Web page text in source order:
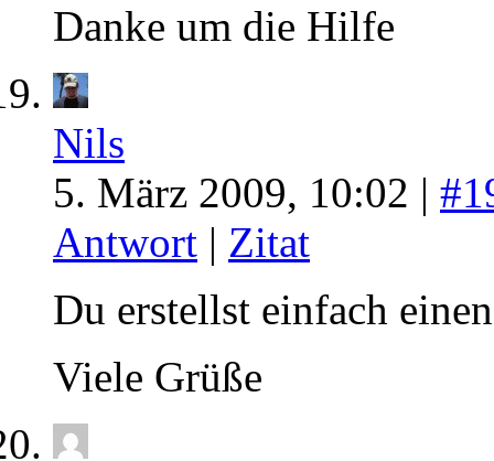
Danke um die Hilfe
Nils
5. März 2009, 10:02 |
Antwort | Zitat
Du erstellst einfach
Viele Grüße